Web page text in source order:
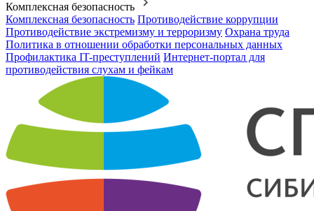
Комплексная безопасность
Комплексная безопасность Противодействие коррупции
Противодействие экстремизму и терроризму Охрана труда
Политика в отношении обработки персональных данных
Профилактика IT-преступлений Интернет-портал для
противодействия слухам и фейкам